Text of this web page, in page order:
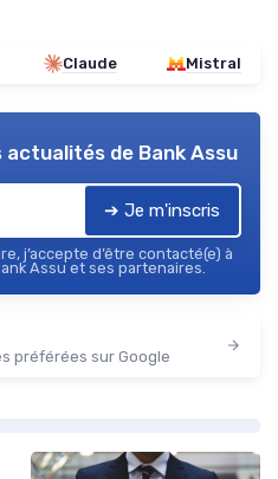
Claude Mistral
actualités de Bank Assu
➔ Je m'inscris
j’accepte d’être contacté(e) à
Assu et ses partenaires.
préférées sur Google